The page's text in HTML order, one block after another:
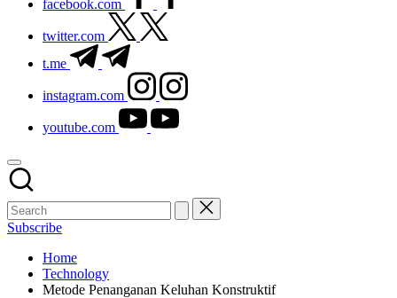
facebook.com
twitter.com
t.me
instagram.com
youtube.com
Subscribe
Home
Technology
Metode Penanganan Keluhan Konstruktif